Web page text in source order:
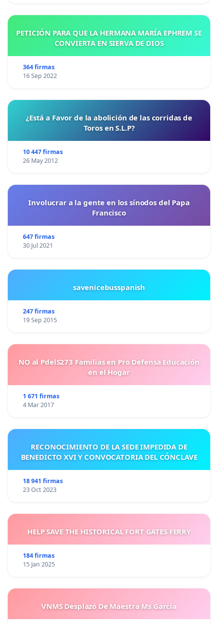
PETICIÓN PARA QUE LA HERMANA MARÍA EPHREM SE
CONVIERTA EN SIERVA DE DIOS
364 firmas
16 Sep 2022
¿Está a Favor de la abolición de las corridas de
Toros en S.L.P?
10 447 firmas
26 May 2012
Involucrar a la gente en los sínodos del Papa
Francisco
647 firmas
30 Jul 2021
savenicebusspanish
247 firmas
19 Sep 2015
NO al PdelS273 Familias en Pro Defensa Educación
en el Hogar
1 671 firmas
4 Mar 2017
RECONOCIMIENTO DE LA SEDE IMPEDIDA DE
BENEDICTO XVI Y CONVOCATORIA DEL CÓNCLAVE
18 941 firmas
23 Oct 2023
HELP SAVE THE HISTORICAL FORT GATES FERRY
184 firmas
15 Jan 2025
VNMS Desplazó De Maestra Ms García